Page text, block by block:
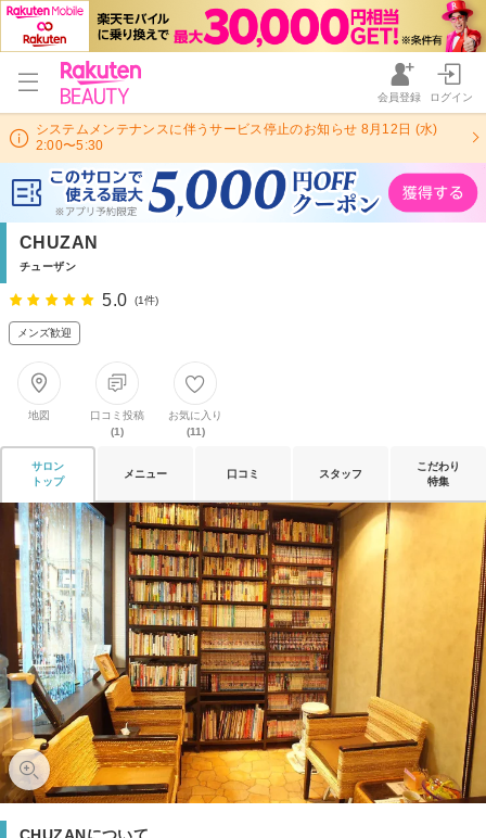
会員登録 ログイン
システムメンテナンスに伴うサービス停止のお知らせ 8月12日 (水)
2:00〜5:30
CHUZAN
チューザン
5.0 (1件)
メンズ歓迎
地図
口コミ投稿
(1)
お気に入り
(11)
サロン
トップ
メニュー 口コミ スタッフ
こだわり
特集